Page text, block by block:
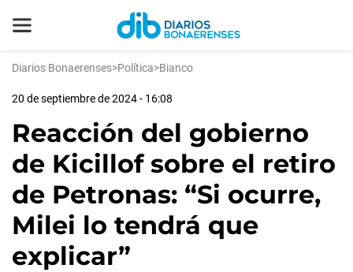
Diarios Bonaerenses>Política>Bianco
20 de septiembre de 2024 - 16:08
Reacción del gobierno
de Kicillof sobre el retiro
de Petronas: “Si ocurre,
Milei lo tendrá que
explicar”